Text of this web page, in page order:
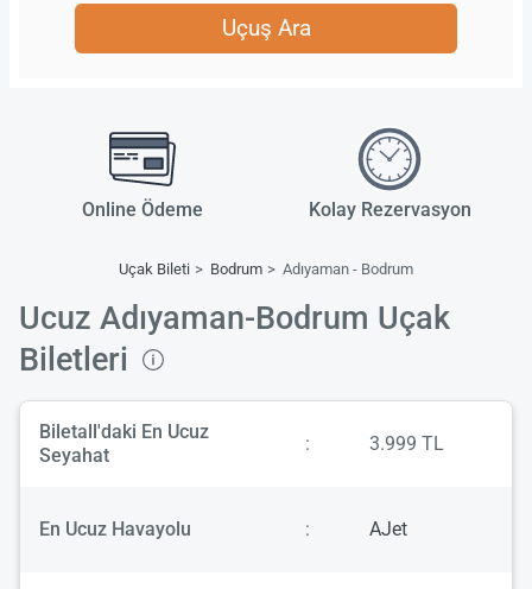
Uçuş Ara
Online Ödeme Kolay Rezervasyon
Uçak Bileti Bodrum Adıyaman - Bodrum
Ucuz Adıyaman-Bodrum Uçak
Biletleri
Biletall'daki En Ucuz
Seyahat
: 3.999 TL
En Ucuz Havayolu : AJet